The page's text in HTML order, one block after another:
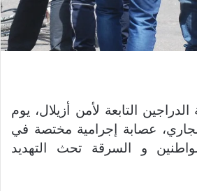
التابعة لأمن أزيلال، يوم
يناير الجاري، عصابة إجرامية مختصة في
و السرقة تحث التهديد